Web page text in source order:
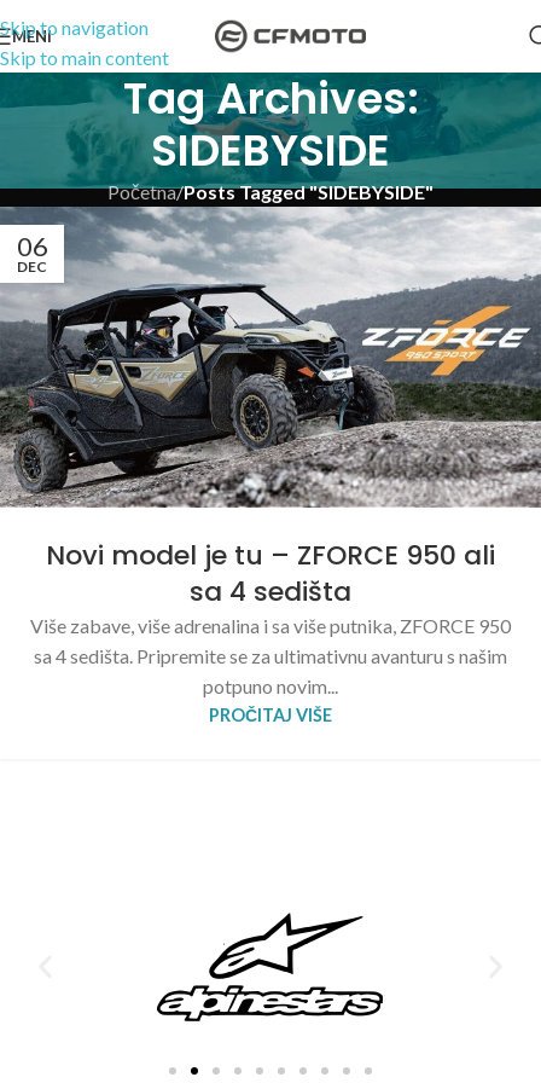
Skip to navigation
Skip to main content
MENI
Tag Archives:
SIDEBYSIDE
Početna/Posts Tagged "SIDEBYSIDE"
06
DEC
Novi model je tu – ZFORCE 950 ali
sa 4 sedišta
Više zabave, više adrenalina i sa više putnika, ZFORCE 950
sa 4 sedišta. Pripremite se za ultimativnu avanturu s našim
potpuno novim...
PROČITAJ VIŠE